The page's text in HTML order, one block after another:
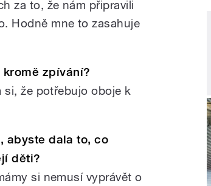
za to, že nám připravili
Hodně mne to zasahuje
zpívání?
si, že potřebujo oboje k
abyste dala to, co
děti?
si nemusí vyprávět o